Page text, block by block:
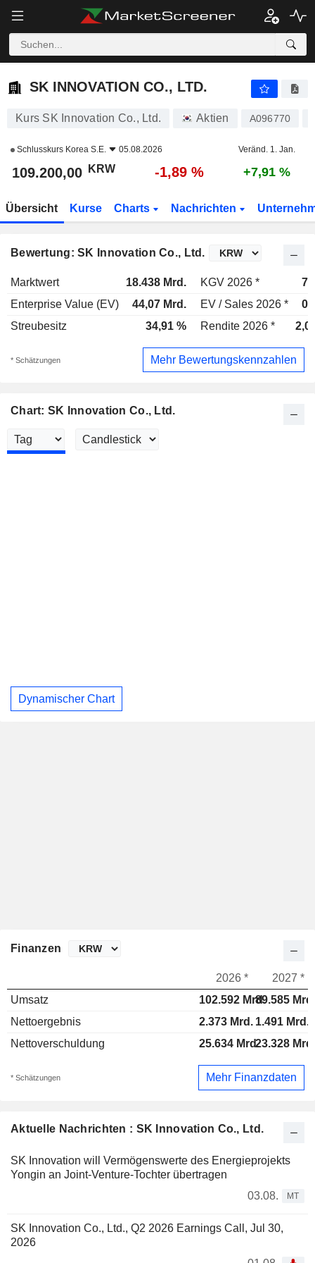
SK INNOVATION CO., LTD.
Kurs SK Innovation Co., Ltd. Aktien A096770
Schlusskurs Korea S.E. 05.08.2026 Veränd. 1. Jan.
109.200,00 KRW -1,89 % +7,91 %
Übersicht Kurse Charts Nachrichten
Bewertung: SK Innovation Co., Ltd.
Marktwert 18.438 Mrd. KGV 2026 *
Enterprise Value (EV)
44,07 Mrd. EV / Sales 2026 *
Streubesitz
34,91 % Rendite 2026 *
* Schätzungen Mehr Bewertungskennzahlen
Chart: SK Innovation Co., Ltd.
Dynamischer Chart
Aktuelle Nachrichten : SK Innovation Co., Ltd.
SK Innovation will Vermögenswerte des Energieprojekts
Yongin an Joint-Venture-Tochter übertragen
03.08.
MT
SK Innovation Co., Ltd., Q2 2026 Earnings Call, Jul 30,
2026
Finanzen
2026 *
2027 *
Umsatz
102.592 Mrd.89.585 Mrd.
Nettoergebnis
2.373 Mrd. 1.491 Mrd.
Nettoverschuldung
25.634 Mrd.23.328 Mrd.
* Schätzungen Mehr Finanzdaten